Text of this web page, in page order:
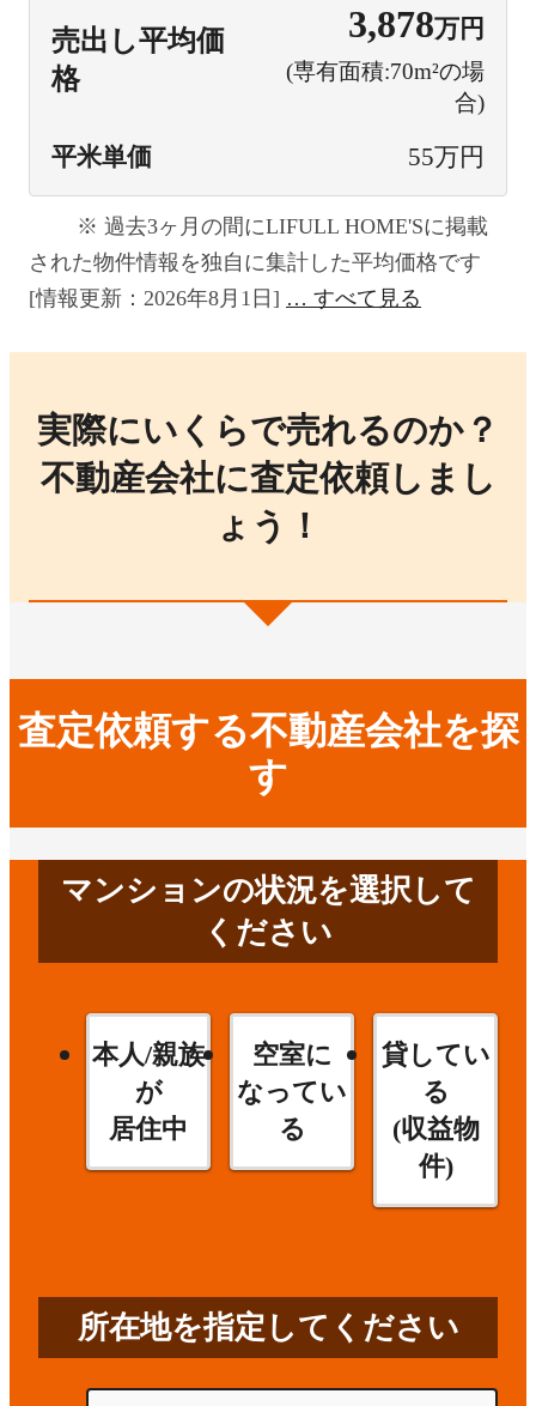
売出し平均価
格
3,878万円
(専有面積:70m²の場
合)
平米単価 55万円
過去3ヶ月の間にLIFULL HOME'Sに掲載
された物件情報を独自に集計した平均価格です
[情報更新：2026年8月1日]
すべて見る
実際にいくらで売れるのか？
不動産会社に査定依頼しまし
ょう！
査定依頼する不動産会社を探
す
マンションの状況を選択して
ください
本人/親族
が
居住中
空室に
なってい
る
貸してい
る
(収益物
件)
所在地を指定してください